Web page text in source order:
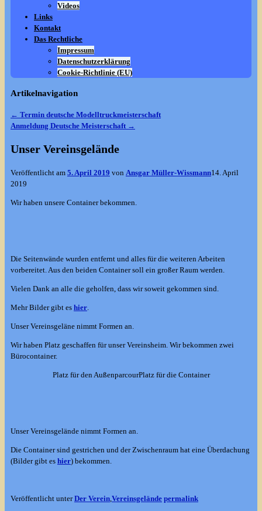
Videos
Links
Kontakt
Das Rechtliche
Impressum
Datenschutzerklärung
Cookie-Richtlinie (EU)
Artikelnavigation
← Termin deutsche Modelltruckmeisterschaft
Anmeldung Deutsche Meisterschaft →
Unser Vereinsgelände
Veröffentlicht am 5. April 2019 von Ansgar Müller-Wissmann14. April
2019
Wir haben unsere Container bekommen.
Die Seitenwände wurden entfernt und alles für die weiteren Arbeiten
vorbereitet. Aus den beiden Container soll ein großer Raum werden.
Vielen Dank an alle die geholfen, dass wir soweit gekommen sind.
Mehr Bilder gibt es hier
Unser Vereinsgeläne nimmt Formen an.
Wir haben Platz geschaffen für unser Vereinsheim. Wir bekommen zwei
Bürocontainer.
Platz für den AußenparcourPlatz für die Container
Unser Vereinsgelände nimmt Formen an.
Die Container sind gestrichen und der Zwischenraum hat eine Überdachung
(Bilder gibt es hier) bekommen.
Veröffentlicht unter Der Verein Vereinsgelände permalink